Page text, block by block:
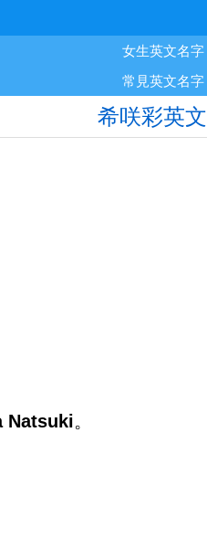
女生英文名字
常見英文名字
希咲彩英
Natsuki。